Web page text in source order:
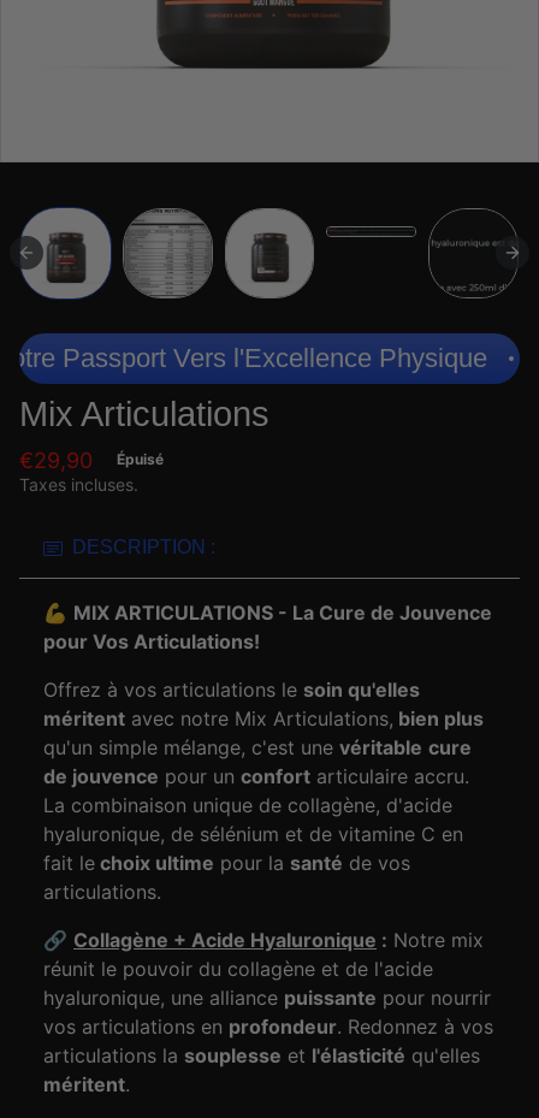
Passport Vers l'Excellence Physique
Mix Articulations
€29,90 Épuisé
Taxes incluses.
DESCRIPTION :
💪 MIX ARTICULATIONS - La Cure de Jouvence
pour Vos Articulations!
Offrez à vos articulations le soin qu'elles
méritent avec notre Mix Articulations, bien plus
qu'un simple mélange, c'est une véritable cure
de jouvence pour un confort articulaire accru.
La combinaison unique de collagène, d'acide
hyaluronique, de sélénium et de vitamine C en
fait le choix ultime pour la santé de vos
articulations.
🔗 Collagène + Acide Hyaluronique : Notre mix
réunit le pouvoir du collagène et de l'acide
hyaluronique, une alliance puissante pour nourrir
vos articulations en profondeur. Redonnez à vos
articulations la souplesse et l'élasticité qu'elles
méritent.